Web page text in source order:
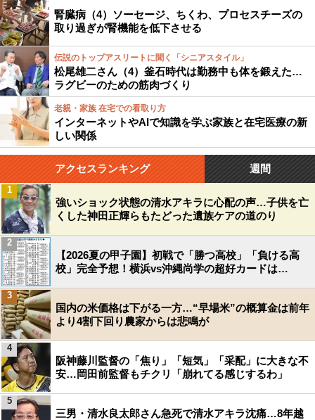
腎臓病（4）ソーセージ、ちくわ、プロセスチーズの
取り過ぎが腎機能を低下させる
伝説のトップアスリートに聞く「シニアスタイル」
松尾雄二さん（4）釜石時代は勤務中も体を鍛えた…
ラグビーのための筋肉づくり
老親・家族 在宅での看取り方
インターネットやAIで知識を学ぶ家族と在宅医療の新
しい関係
アクセスランキング 週間
強いショック状態の清水アキラに心配の声…子供を亡
くした神田正輝らもたどった遺族ケアの道のり
1
【2026夏の甲子園】初戦で「勝つ高校」「負ける高
校」完全予想！横浜vs沖縄尚学の超好カードは…
2
国内の米価格は下がる一方…“早場米”の概算金は前年
より4割下回り農家からは悲鳴が
3
阪神藤川監督の「焦り」「短気」「采配」に大きな不
安…岡田前監督もチクリ「崩れてる感じするわ」
4
三男・清水良太郎さん急死で清水アキラ沈痛…8年越
5